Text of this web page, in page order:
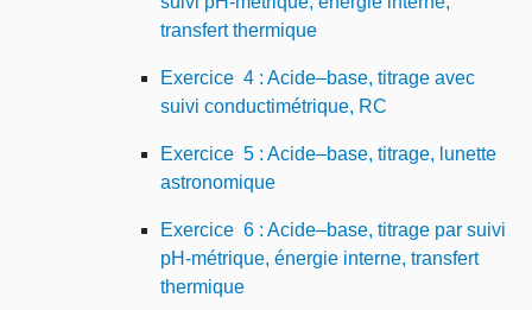
transfert thermique
Exercice 4 : Acide–base, titrage avec
suivi conductimétrique, RC
Exercice 5 : Acide–base, titrage, lunette
astronomique
Exercice 6 : Acide–base, titrage par suivi
pH-métrique, énergie interne, transfert
thermique